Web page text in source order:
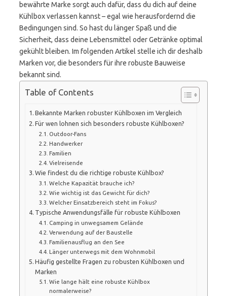
bewährte Marke sorgt auch dafür, dass du dich auf deine
Kühlbox verlassen kannst – egal wie herausfordernd die
Bedingungen sind. So hast du länger Spaß und die
Sicherheit, dass deine Lebensmittel oder Getränke optimal
gekühlt bleiben. Im folgenden Artikel stelle ich dir deshalb
Marken vor, die besonders für ihre robuste Bauweise
bekannt sind.
Table of Contents
Bekannte Marken robuster Kühlboxen im Vergleich
Für wen lohnen sich besonders robuste Kühlboxen?
Outdoor-Fans
Handwerker
Familien
Vielreisende
Wie findest du die richtige robuste Kühlbox?
Welche Kapazität brauche ich?
Wie wichtig ist das Gewicht für dich?
Welcher Einsatzbereich steht im Fokus?
Typische Anwendungsfälle für robuste Kühlboxen
Camping in unwegsamem Gelände
Verwendung auf der Baustelle
Familienausflug an den See
Länger unterwegs mit dem Wohnmobil
Häufig gestellte Fragen zu robusten Kühlboxen und
Marken
Wie lange hält eine robuste Kühlbox
normalerweise?